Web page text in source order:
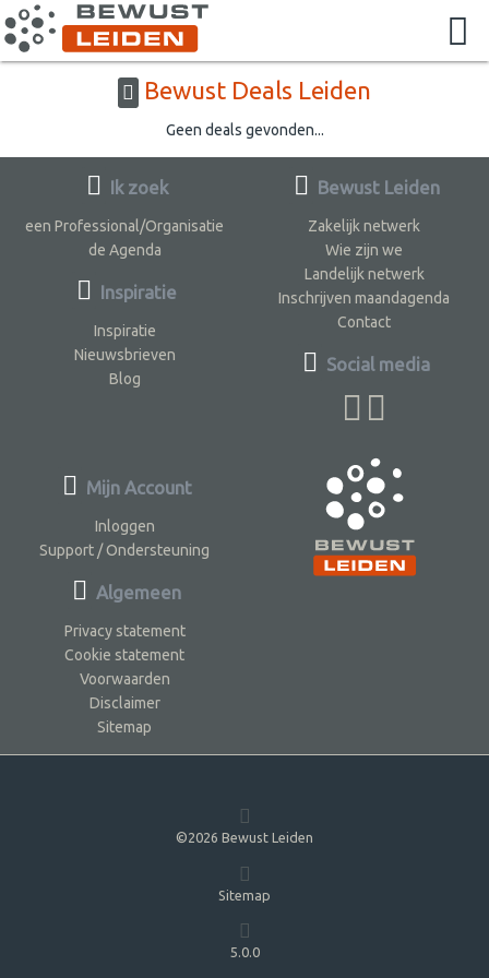
Bewust Deals Leiden
Geen deals gevonden...
Ik zoek
een Professional/Organisatie
de Agenda
Inspiratie
Inspiratie
Nieuwsbrieven
Blog
Bewust Leiden
Zakelijk netwerk
Wie zijn we
Landelijk netwerk
Inschrijven maandagenda
Contact
Social media
Mijn Account
Inloggen
Support / Ondersteuning
Algemeen
Privacy statement
Cookie statement
Voorwaarden
Disclaimer
Sitemap
©2026 Bewust Leiden
Sitemap
5.0.0